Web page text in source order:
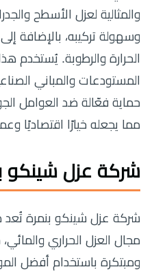
والمثالية لعزل الأسطح
وسهولة تركيبه، بالإضافة
الحرارة والرطوبة. يُستخدم
المستودعات والمباني
حماية فعّالة ضد العوامل
مما يجعله خيارًا اقتصاديًا
شركة عزل شينكو
شركة عزل شينكو بنمرة تُعد
مجال العزل الحراري
ومبتكرة باستخدام أفضل